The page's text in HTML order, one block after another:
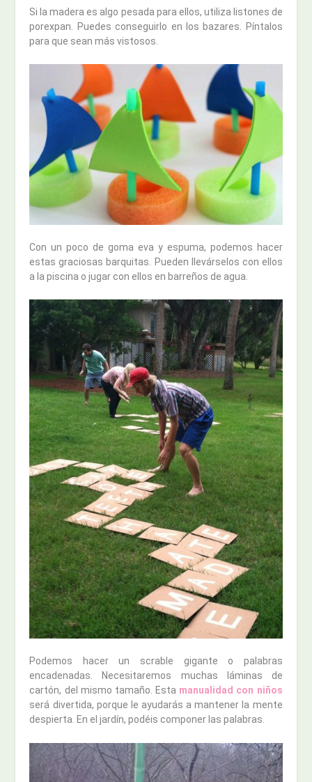
Si la madera es algo pesada para ellos, utiliza listones de
porexpan. Puedes conseguirlo en los bazares. Píntalos
para que sean más vistosos.
Con un poco de goma eva y espuma, podemos hacer
estas graciosas barquitas. Pueden llevárselos con ellos
a la piscina o jugar con ellos en barreños de agua.
Podemos hacer un scrable gigante o palabras
encadenadas. Necesitaremos muchas láminas de
cartón, del mismo tamaño. Esta manualidad con niños
será divertida, porque le ayudarás a mantener la mente
despierta. En el jardín, podéis componer las palabras.